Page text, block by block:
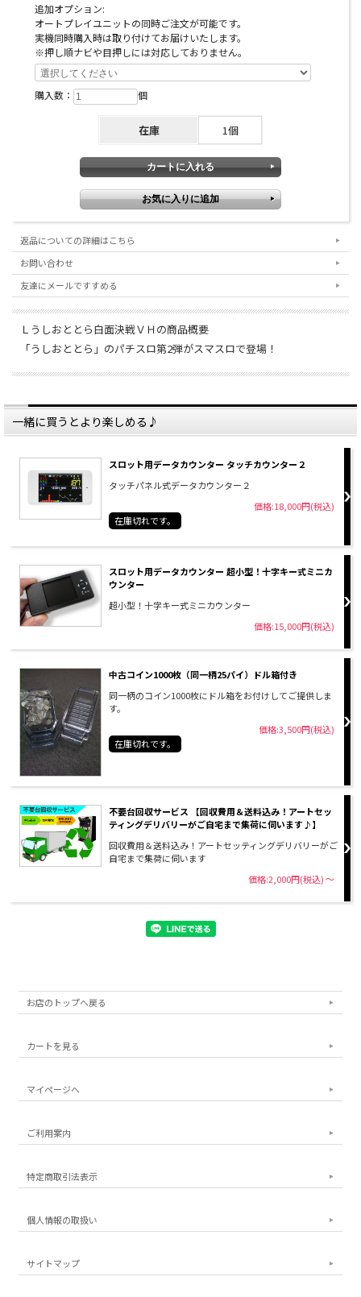
こちらの台は製品の特性上、塗装剥げ・メッキ剥げが
起きやすくなっております。あまりにも剥げの範囲が
広いような場合は訳有として別途出品致しますが、多
少の塗装剥げは正常の範囲内とみなしますので、予め
ご理解ご了承くださいますようお願い申し上げます。
※こちらの商品は実機本体とトップランプ役物を別梱
包でお届けになります。代引きでご注文いただきまし
た場合は商品代金の10％を役物の代金引き換えとし
て、残りを実機本体のお品代として発送させていただ
きます。大変お手数ですが2つのお荷物でそれぞれに
お支払いいただく形となりますので予めご了承いただ
きますようお願い致します。
追加オプション:
オートプレイユニットの同時ご注文が可能です。
実機同時購入時は取り付けてお届けいたします。
※押し順ナビや目押しには対応しておりません。
購入数： 個
在庫 1個
返品についての詳細はこちら
お問い合わせ
友達にメールですすめる
Ｌうしおととら白面決戦ＶＨの商品概要
「うしおととら」のパチスロ第2弾がスマスロで登場！
一緒に買うとより楽しめる♪
スロット用データカウンター タッチカウンター２
タッチパネル式データカウンター２
価格:18,000円(税込)
在庫切れです。
スロット用データカウンター 超小型！十字キー式ミニカ
ウンター
超小型！十字キー式ミニカウンター
価格:15,000円(税込)
中古コイン1000枚（同一柄25パイ）ドル箱付き
同一柄のコイン1000枚にドル箱をお付けしてご提供しま
す。
価格:3,500円(税込)
在庫切れです。
不要台回収サービス 【回収費用＆送料込み！アートセッ
ティングデリバリーがご自宅まで集荷に伺います♪】
回収費用＆送料込み！アートセッティングデリバリーがご
自宅まで集荷に伺います
価格:2,000円(税込)～
お店のトップへ戻る
カートを見る
マイページへ
ご利用案内
特定商取引法表示
個人情報の取扱い
サイトマップ